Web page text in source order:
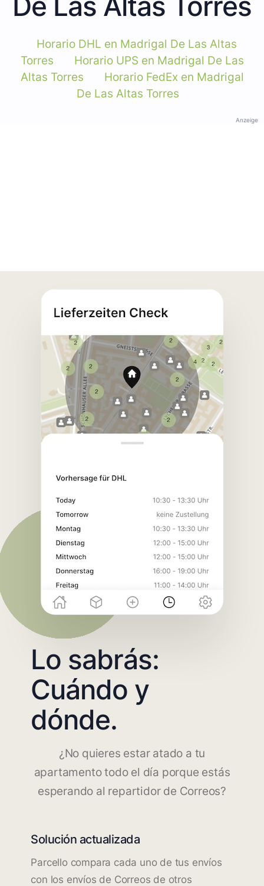
Horario DHL en Madrigal De Las Altas
Torres
Horario UPS en Madrigal De Las
Altas Torres
Horario FedEx en Madrigal
De Las Altas Torres
Anzeige
Lo sabrás:
Cuándo y
dónde.
¿No quieres estar atado a tu
apartamento todo el día porque estás
esperando al repartidor de Correos?
Solución actualizada
Parcello compara cada uno de tus envíos
con los envíos de Correos de otros